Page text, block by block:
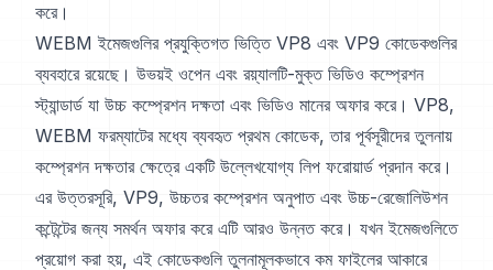
করে।
WEBM ইমেজগুলির প্রযুক্তিগত ভিত্তি VP8 এবং VP9 কোডেকগুলির
ব্যবহারে রয়েছে। উভয়ই ওপেন এবং রয়্যালটি-মুক্ত ভিডিও কম্প্রেশন
স্ট্যান্ডার্ড যা উচ্চ কম্প্রেশন দক্ষতা এবং ভিডিও মানের অফার করে। VP8,
WEBM ফরম্যাটের মধ্যে ব্যবহৃত প্রথম কোডেক, তার পূর্বসূরীদের তুলনায়
কম্প্রেশন দক্ষতার ক্ষেত্রে একটি উল্লেখযোগ্য লিপ ফরোয়ার্ড প্রদান করে।
এর উত্তরসূরি, VP9, উচ্চতর কম্প্রেশন অনুপাত এবং উচ্চ-রেজোলিউশন
কন্টেন্টের জন্য সমর্থন অফার করে এটি আরও উন্নত করে। যখন ইমেজগুলিতে
প্রয়োগ করা হয়, এই কোডেকগুলি তুলনামূলকভাবে কম ফাইলের আকারে